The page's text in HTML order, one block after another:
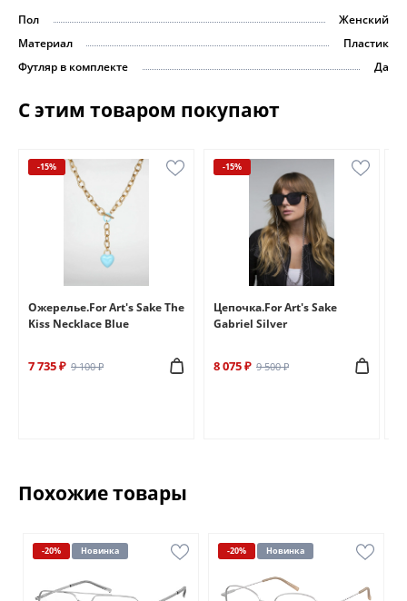
Пол
Женский
Материал
Пластик
Футляр в комплекте
Да
С этим товаром покупают
-15%
Ожерелье.For Art's Sake The
Kiss Necklace Blue
7 735 ₽ 9 100 ₽
-15%
Цепочка.For Art's Sake
Gabriel Silver
8 075 ₽ 9 500 ₽
Похожие товары
-20% Новинка -20% Новинка